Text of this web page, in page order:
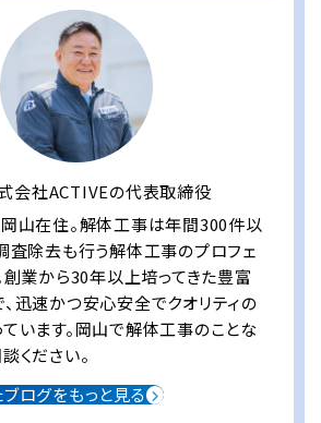
会社ACTIVEの代表取締役
山在住。解体工事は年間300件以
査除去も行う解体工事のプロフェ
創業から30年以上培ってきた豊富
迅速かつ安心安全でクオリティの
います。岡山で解体工事のことな
ください。
ログをもっと見る